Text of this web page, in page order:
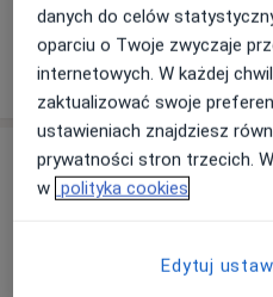
Usługi i ceny
danych do celów
oparciu o Twoje zwyczaje
internetowych. W każdej
zaktualizować swoje
ustawieniach znajdziesz
prywatności stron trzecich.
w polityka cookies
Edytuj